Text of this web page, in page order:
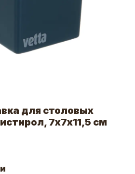
для столовых
7х7х11,5 см